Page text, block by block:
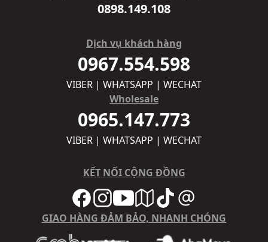
0898.149.108
Dịch vụ khách hàng
0967.554.598
VIBER | WHATSAPP | WECHAT
Wholesale
0965.147.773
VIBER | WHATSAPP | WECHAT
KẾT NỐI CỘNG ĐỒNG
GIAO HÀNG ĐẢM BẢO, NHANH CHÓNG